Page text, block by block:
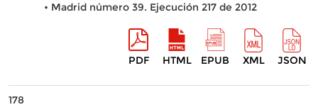
• Madrid número 39. Ejecución 217 de 2012
PDF HTML EPUB XML JSON
178